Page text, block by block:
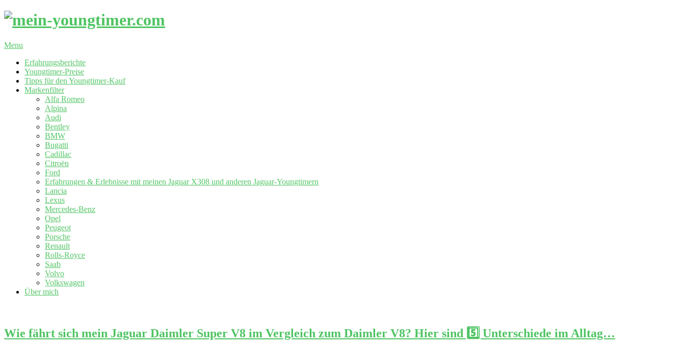
Skip
mein-
youngtimer.com
Primary
Menu
Menu
Erfahrungsberichte
Youngtimer-Preise
Tipps für den Youngtimer-Kauf
Markenfilter
Alfa Romeo
Alpina
Audi
Bentley
BMW
Bugatti
Cadillac
Citroën
Ford
Erfahrungen & Erlebnisse mit meinen Jaguar X308 und anderen Jaguar-Youngtimern
Lancia
Lexus
Mercedes-Benz
Opel
Peugeot
Porsche
Renault
Rolls-Royce
Saab
Volvo
Volkswagen
Über mich
Wie fährt sich mein Jaguar Daimler Super V8 im Vergleich zum Daimler V8? Hier sind 5️⃣ Unterschiede im Alltag…